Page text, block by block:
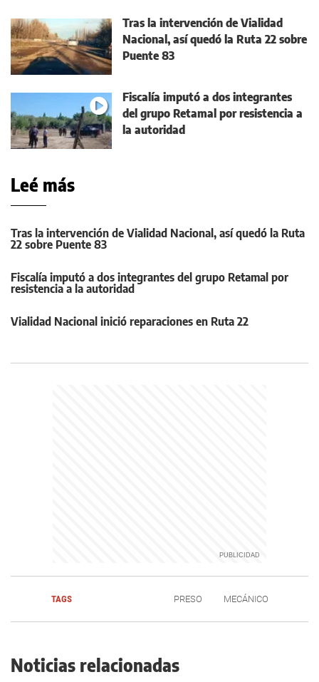
Tras la intervención de Vialidad
Nacional, así quedó la Ruta 22 sobre
Puente 83
Fiscalía imputó a dos integrantes
del grupo Retamal por resistencia a
la autoridad
Leé más
Tras la intervención de Vialidad Nacional, así quedó la Ruta
22 sobre Puente 83
Fiscalía imputó a dos integrantes del grupo Retamal por
resistencia a la autoridad
Vialidad Nacional inició reparaciones en Ruta 22
TAGS PRESO MECÁNICO
Noticias relacionadas